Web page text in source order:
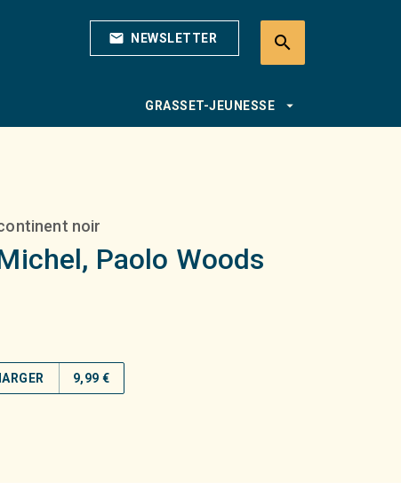
mail NEWSLETTER search
GRASSET-JEUNESSE arrow_drop_down
noir
, Paolo Woods
9,99 €